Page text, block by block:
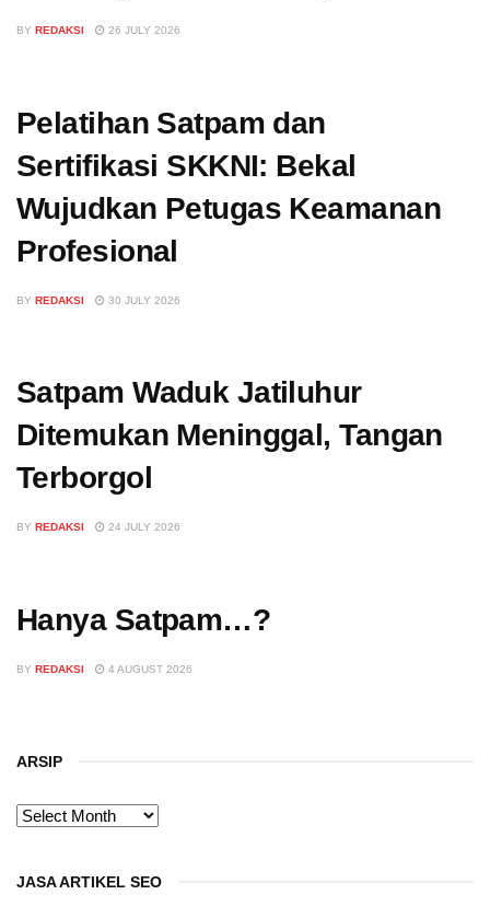
BY REDAKSI 26 JULY 2026
Pelatihan Satpam dan
Sertifikasi SKKNI: Bekal
Wujudkan Petugas Keamanan
Profesional
BY REDAKSI 30 JULY 2026
Satpam Waduk Jatiluhur
Ditemukan Meninggal, Tangan
Terborgol
BY REDAKSI 24 JULY 2026
Hanya Satpam…?
BY REDAKSI 4 AUGUST 2026
ARSIP
ARSIP
JASA ARTIKEL SEO